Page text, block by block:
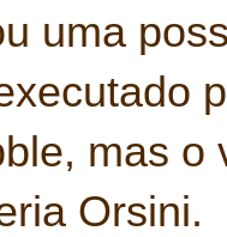
uma
mas o
Orsini.